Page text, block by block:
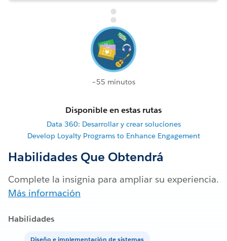
~55 minutos
Disponible en estas rutas
Data 360: Desarrollar y crear soluciones
Develop Loyalty Programs to Enhance Engagement
Habilidades Que Obtendrá
Complete la insignia para ampliar su experiencia.
Más información
Habilidades
Diseño e implementación de sistemas